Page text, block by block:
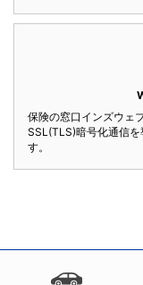
保険の窓口インズウェ
SSL(TLS)暗号化通信
す。